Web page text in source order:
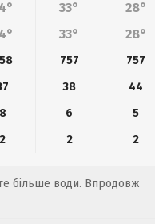
33°
28°
33° 28°
757
757
38
44
8 6
5
2 2 2
більше води. Впродовж